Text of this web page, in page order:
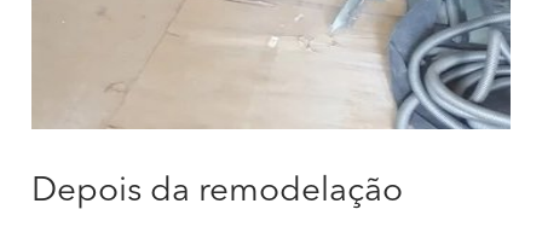
Depois da remodelação